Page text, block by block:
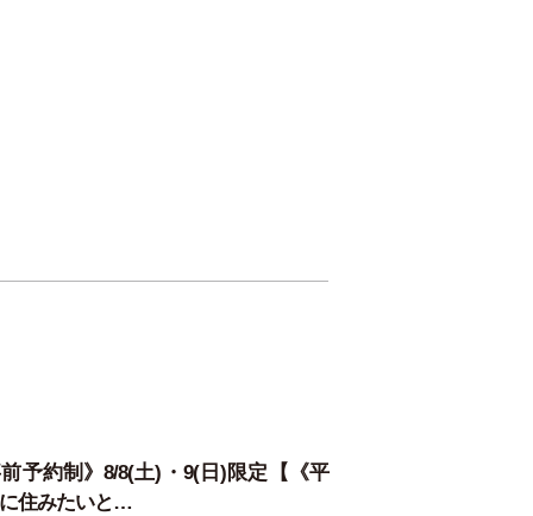
予約制》8/8(土)・9(日)限定【《平
住みたいと…